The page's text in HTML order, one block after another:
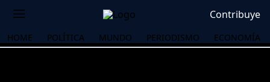
Contribuye
HOME POLÍTICA MUNDO PERIODISMO ECONOMÍA